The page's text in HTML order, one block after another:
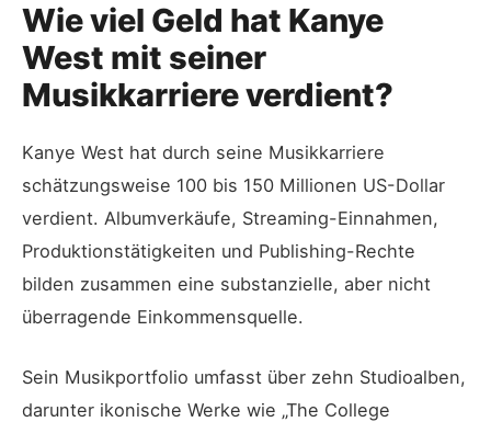
Wie viel Geld hat Kanye
West mit seiner
Musikkarriere verdient?
Kanye West hat durch seine Musikkarriere
schätzungsweise 100 bis 150 Millionen US-Dollar
verdient. Albumverkäufe, Streaming-Einnahmen,
Produktionstätigkeiten und Publishing-Rechte
bilden zusammen eine substanzielle, aber nicht
überragende Einkommensquelle.
Sein Musikportfolio umfasst über zehn Studioalben,
darunter ikonische Werke wie „The College